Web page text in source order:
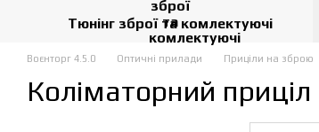
Тюнінг зброї та комлектуючі
Воєнторг 4.5.0 Оптичні прилади Приціли на зброю
Коліматорний приціл